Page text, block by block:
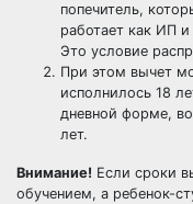
попечитель,
работает как ИП
Это условие
При этом вычет
исполнилось 18
дневной форме,
лет.
Внимание! Если сроки
обучением, а ребенок-